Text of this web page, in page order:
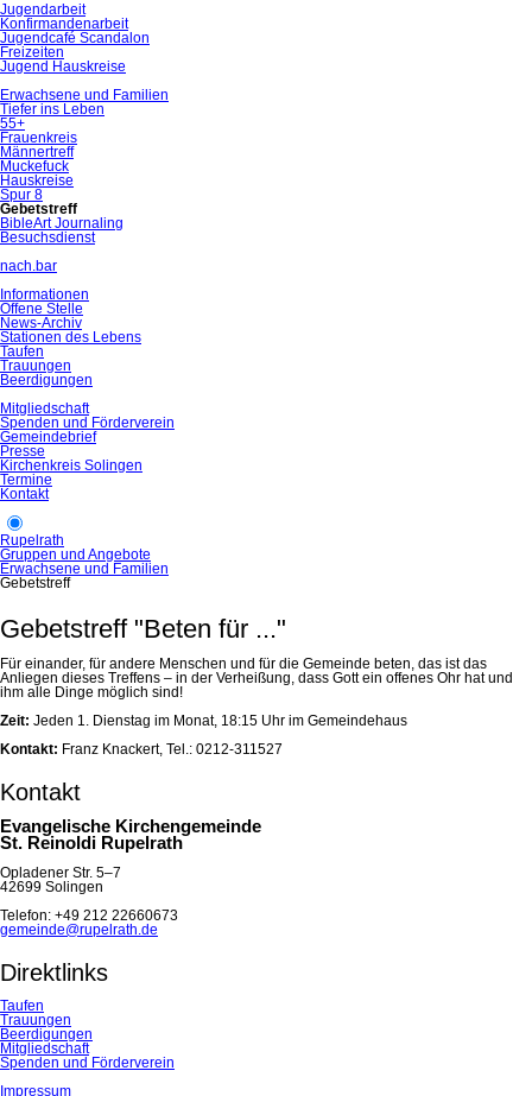
Jugendarbeit
Konfirmandenarbeit
Jugendcafé Scandalon
Freizeiten
Jugend Hauskreise
Erwachsene und Familien
Tiefer ins Leben
55+
Frauenkreis
Männertreff
Muckefuck
Hauskreise
Spur 8
Gebetstreff
BibleArt Journaling
Besuchsdienst
nach.bar
Informationen
Offene Stelle
News-Archiv
Stationen des Lebens
Taufen
Trauungen
Beerdigungen
Mitgliedschaft
Spenden und Förderverein
Gemeindebrief
Presse
Kirchenkreis Solingen
Termine
Kontakt
Rupelrath
Gruppen und Angebote
Erwachsene und Familien
Gebetstreff
Gebetstreff "Beten für ..."
Für einander, für andere Menschen und für die Gemeinde beten, das ist das
Anliegen dieses Treffens – in der Verheißung, dass Gott ein offenes Ohr hat und
ihm alle Dinge möglich sind!
Zeit: Jeden 1. Dienstag im Monat, 18:15 Uhr im Gemeindehaus
Kontakt: Franz Knackert, Tel.: 0212-311527
Kontakt
Evangelische Kirchengemeinde
St. Reinoldi Rupelrath
Opladener Str. 5–7
42699 Solingen
Telefon: +49 212 22660673
gemeinde@rupelrath.de
Direktlinks
Taufen
Trauungen
Beerdigungen
Mitgliedschaft
Spenden und Förderverein
Impressum